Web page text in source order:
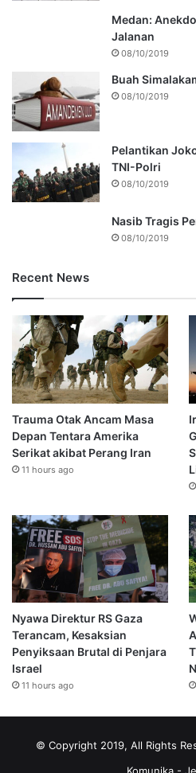
Medan:
Jalanan
08/10/2019
Buah
08/10/2019
Pelantikan
TNI-Polri
08/10/2019
Nasib Tragis
08/10/2019
Recent News
Trauma Otak Ancam Masa
Depan Tentara Amerika
Serikat akibat Perang Iran
11 hours ago
Nyawa Direktur RS Gaza
Terancam, Kesaksian
Penyiksaan Brutal di Penjara
Israel
11 hours ago
© Copyright 2019, All Rights